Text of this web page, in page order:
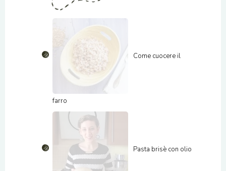
Come cuocere il
farro
Pasta brisè con olio